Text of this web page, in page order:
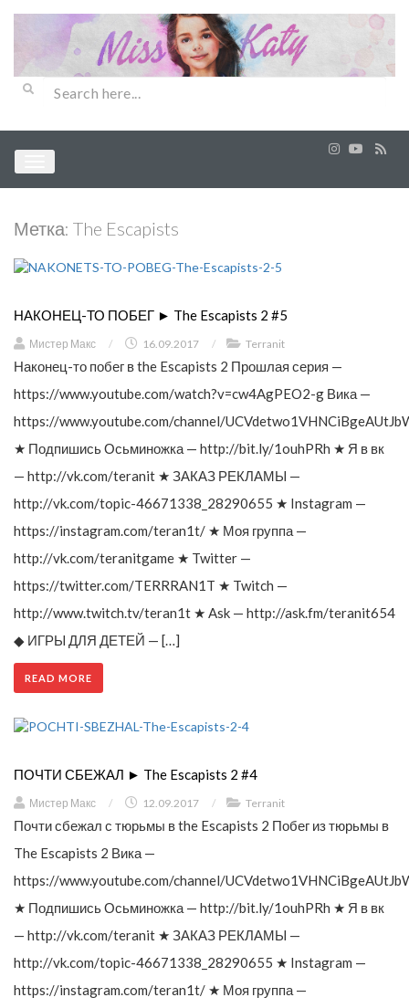
Метка: The Escapists
НАКОНЕЦ-ТО ПОБЕГ ► The Escapists 2 #5
Мистер Макс / 16.09.2017 / Terranit
Наконец-то побег в the Escapists 2 Прошлая серия —
https://www.youtube.com/watch?v=cw4AgPEO2-g Вика —
https://www.youtube.com/channel/
★ Подпишись Осьминожка — http://bit.ly/1ouhPRh ★ Я в вк
— http://vk.com/teranit ★ ЗАКАЗ РЕКЛАМЫ —
http://vk.com/topic-46671338_28290655 ★ Instagram —
https://instagram.com/teran1t/ ★ Моя группа —
http://vk.com/teranitgame ★ Twitter —
https://twitter.com/TERRRAN1T ★ Twitch —
http://www.twitch.tv/teran1t ★ Ask — http://ask.fm/teranit654
◆ ИГРЫ ДЛЯ ДЕТЕЙ — […]
READ MORE
ПОЧТИ СБЕЖАЛ ► The Escapists 2 #4
Мистер Макс / 12.09.2017 / Terranit
Почти сбежал с тюрьмы в the Escapists 2 Побег из тюрьмы в
The Escapists 2 Вика —
https://www.youtube.com/channel/
★ Подпишись Осьминожка — http://bit.ly/1ouhPRh ★ Я в вк
— http://vk.com/teranit ★ ЗАКАЗ РЕКЛАМЫ —
http://vk.com/topic-46671338_28290655 ★ Instagram —
https://instagram.com/teran1t/ ★ Моя группа —